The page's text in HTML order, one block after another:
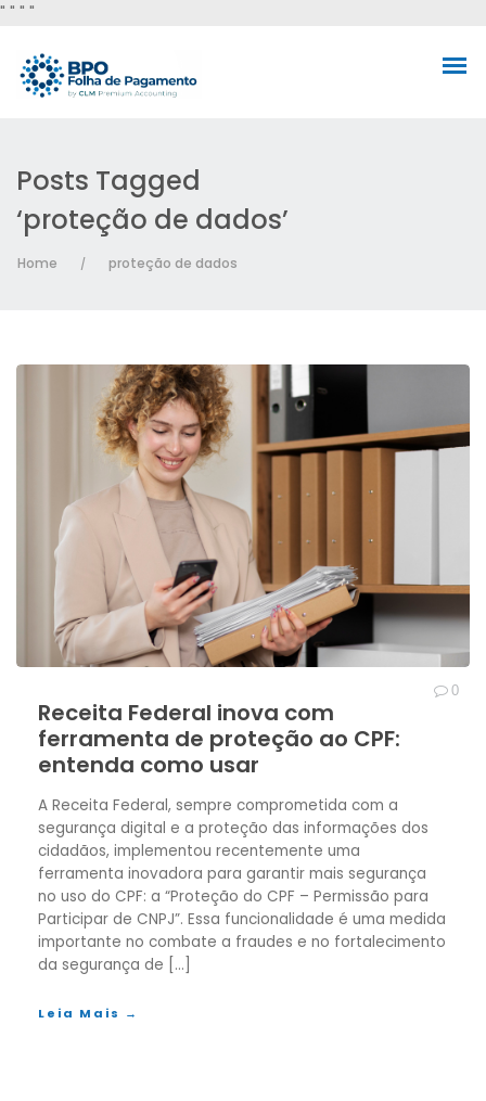
" " " "
Posts Tagged
‘proteção de dados’
Home / proteção de dados
Receita Federal inova com
ferramenta de proteção ao CPF:
entenda como usar
0
A Receita Federal, sempre comprometida com a
segurança digital e a proteção das informações dos
cidadãos, implementou recentemente uma
ferramenta inovadora para garantir mais segurança
no uso do CPF: a “Proteção do CPF – Permissão para
Participar de CNPJ”. Essa funcionalidade é uma medida
importante no combate a fraudes e no fortalecimento
da segurança de […]
Leia Mais →